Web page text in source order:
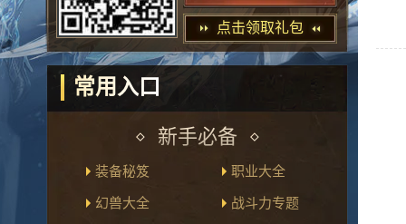
点击领取礼包
常用入口
新手必备
装备秘笈 职业大全
幻兽大全 战斗力专题